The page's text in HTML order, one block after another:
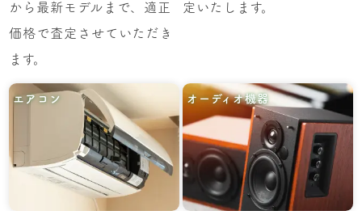
から最新モデルまで、適正
価格で査定させていただき
ます。
定いたします。
エアコン オーディオ機器